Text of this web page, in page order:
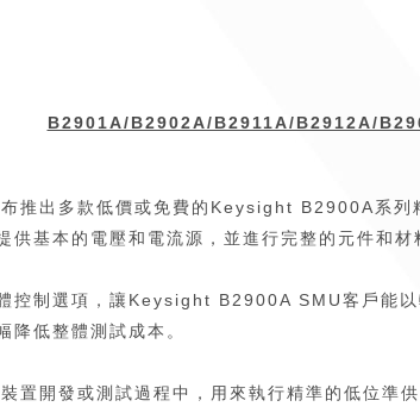
B2901A/B2902A/B2911A/B2912A/
多款低價或免費的Keysight B2900A系列精
基本的電壓和電流源，並進行完整的元件和材
制選項，讓Keysight B2900A SMU客戶能以
降低整體測試成本。
開發或測試過程中，用來執行精準的低位準